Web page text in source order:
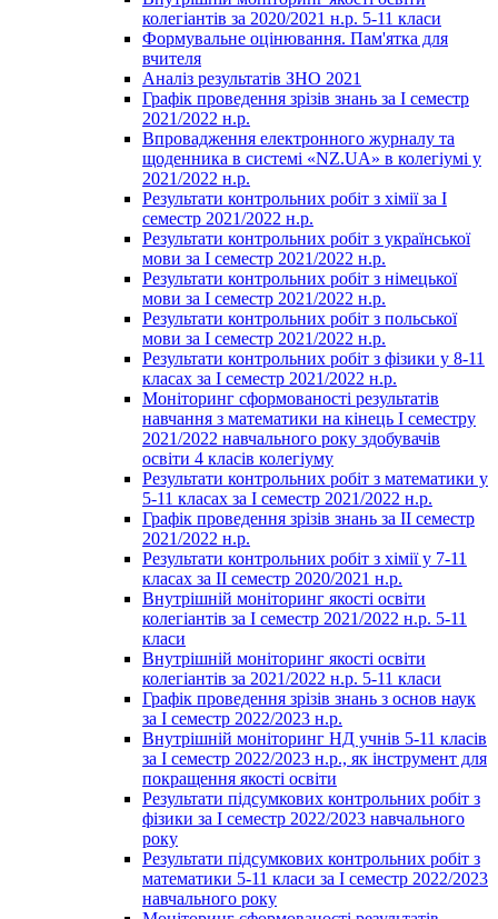
колегіантів за 2020/2021 н.р. 5-11 класи
Формувальне оцінювання. Пам'ятка для
вчителя
Аналіз результатів ЗНО 2021
Графік проведення зрізів знань за І семестр
2021/2022 н.р.
Впровадження електронного журналу та
щоденника в системі «NZ.UA» в колегіумі у
2021/2022 н.р.
Результати контрольних робіт з хімії за І
семестр 2021/2022 н.р.
Результати контрольних робіт з української
мови за І семестр 2021/2022 н.р.
Результати контрольних робіт з німецької
мови за І семестр 2021/2022 н.р.
Результати контрольних робіт з польської
мови за І семестр 2021/2022 н.р.
Результати контрольних робіт з фізики у 8-11
класах за І семестр 2021/2022 н.р.
Моніторинг сформованості результатів
навчання з математики на кінець І семестру
2021/2022 навчального року здобувачів
освіти 4 класів колегіуму
Результати контрольних робіт з математики у
5-11 класах за І семестр 2021/2022 н.р.
Графік проведення зрізів знань за ІІ семестр
2021/2022 н.р.
Результати контрольних робіт з хімії у 7-11
класах за ІІ семестр 2020/2021 н.р.
Внутрішній моніторинг якості освіти
колегіантів за І семестр 2021/2022 н.р. 5-11
класи
Внутрішній моніторинг якості освіти
колегіантів за 2021/2022 н.р. 5-11 класи
Графік проведення зрізів знань з основ наук
за І семестр 2022/2023 н.р.
Внутрішній моніторинг НД учнів 5-11 класів
за І семестр 2022/2023 н.р., як інструмент для
покращення якості освіти
Результати підсумкових контрольних робіт з
фізики за І семестр 2022/2023 навчального
року
Результати підсумкових контрольних робіт з
математики 5-11 класи за І семестр 2022/2023
навчального року